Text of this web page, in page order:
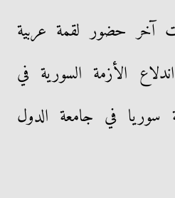
2010 شهدت آخر حضور لقمة عربية
الأزمة السورية في
سوريا في جامعة الدول